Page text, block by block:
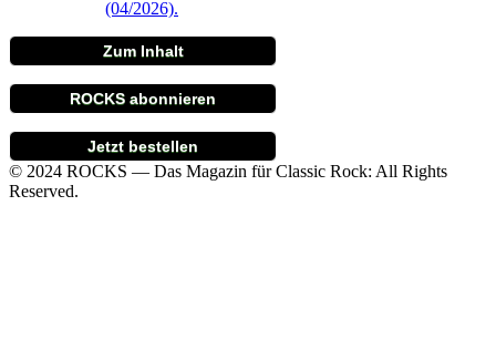
Zum Inhalt
ROCKS abonnieren
Jetzt bestellen
© 2024 ROCKS — Das Magazin für Classic Rock: All Rights
Reserved.